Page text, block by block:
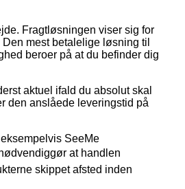
Fragtløsningen viser sig for
mest betalelige løsning til
beroer på at du befinder dig
aktuel ifald du absolut skal
den anslåede leveringstid på
SeeMe
at handlen
skippet afsted inden